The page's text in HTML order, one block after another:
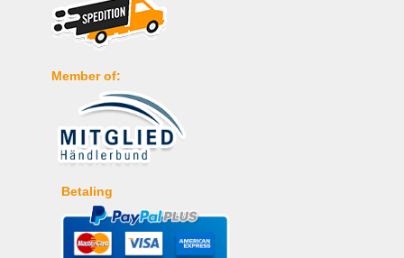
Member of:
Betaling